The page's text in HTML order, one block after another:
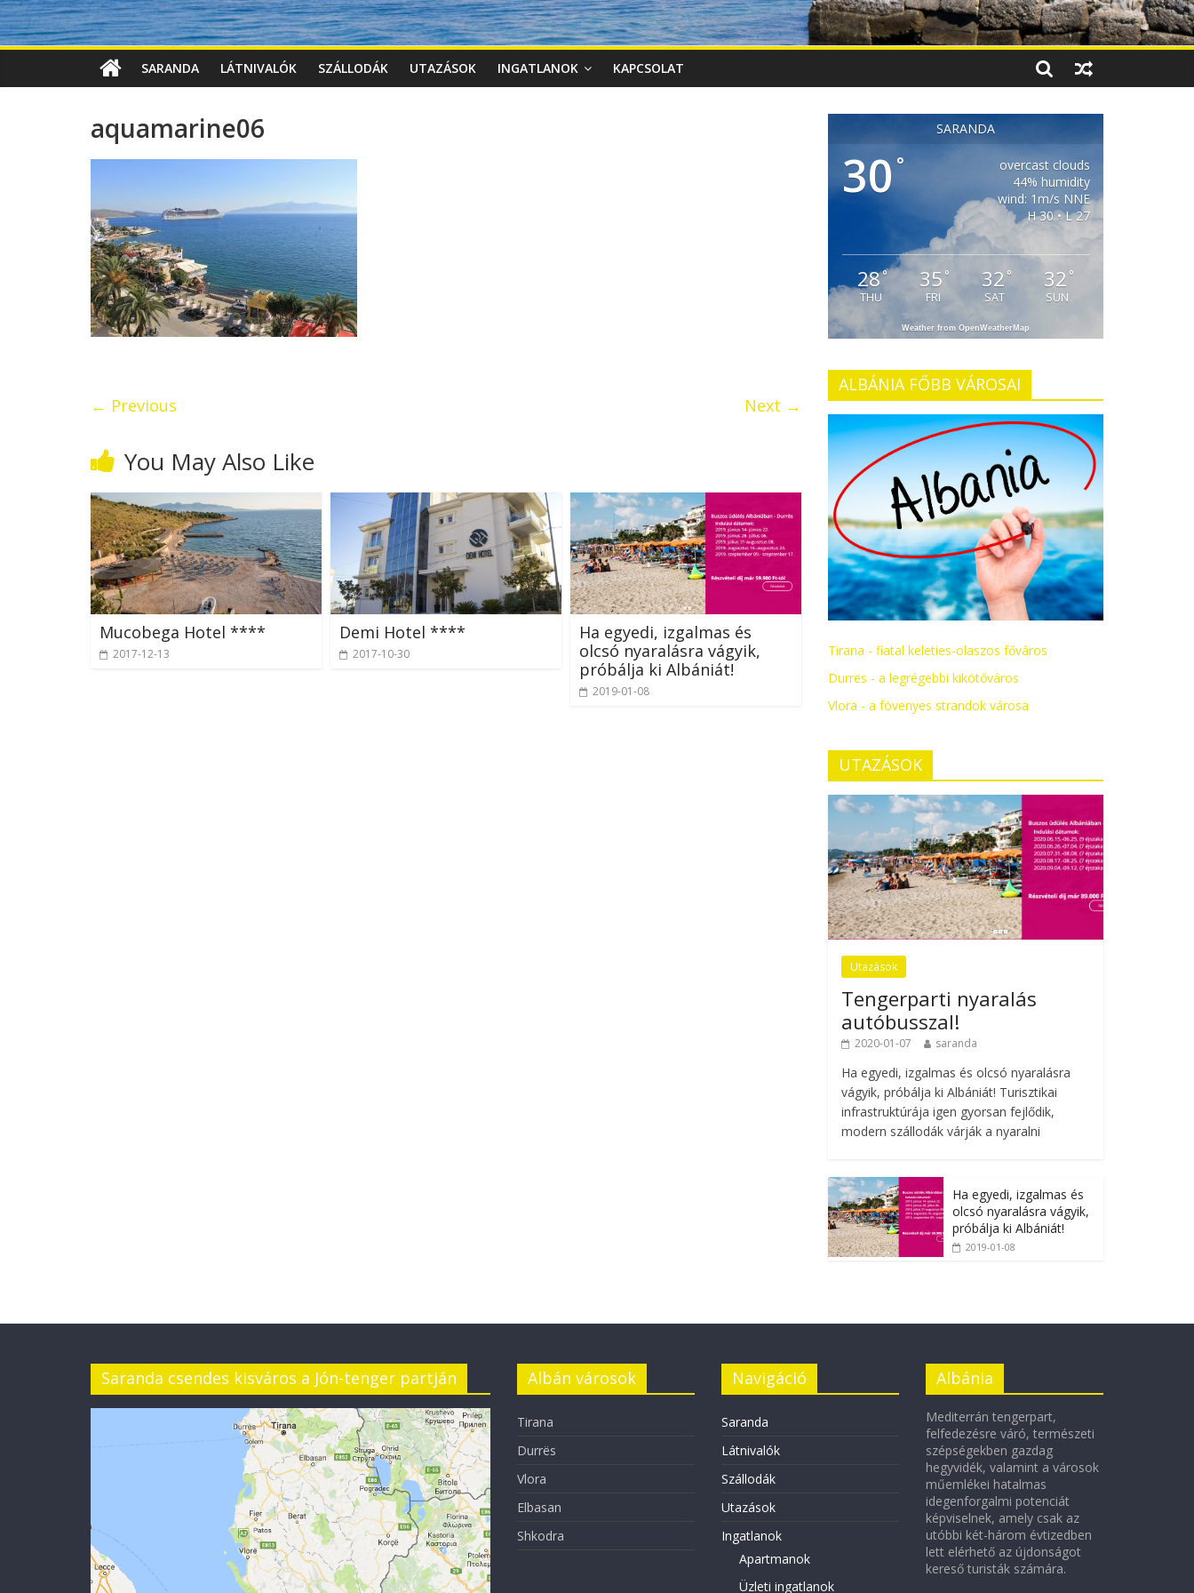
SARANDA LÁTNIVALÓK SZÁLLODÁK UTAZÁSOK INGATLANOK KAPCSOLAT
aquamarine06
← Previous Next →
You May Also Like
Mucobega Hotel ****
2017-12-13
Demi Hotel ****
2017-10-30
Ha egyedi, izgalmas és
olcsó nyaralásra vágyik,
próbálja ki Albániát!
2019-01-08
SARANDA
30°
overcast clouds
44% humidity
wind: 1m/s NNE
H 30 • L 27
28°
THU
35 °
FRI
32°
SAT
32 °
SUN
Weather from OpenWeatherMap
ALBÁNIA FŐBB VÁROSAI
Tirana - fiatal keleties-olaszos főváros
Durrës - a legrégebbi kikötőváros
Vlora - a fövenyes strandok városa
UTAZÁSOK
Utazások
Tengerparti nyaralás
autóbusszal!
2020-01-07 saranda
Ha egyedi, izgalmas és olcsó nyaralásra
vágyik, próbálja ki Albániát! Turisztikai
infrastruktúrája igen gyorsan fejlődik,
modern szállodák várják a nyaralni
Ha egyedi, izgalmas és
olcsó nyaralásra vágyik,
próbálja ki Albániát!
2019-01-08
Saranda csendes kisváros a Jón-tenger partján Albán városok
Tirana
Durrës
Vlora
Elbasan
Shkodra
Navigáció
Saranda
Látnivalók
Szállodák
Utazások
Ingatlanok
Apartmanok
Üzleti ingatlanok
Albánia
Mediterrán tengerpart,
felfedezésre váró, természeti
szépségekben gazdag
hegyvidék, valamint a városok
műemlékei hatalmas
idegenforgalmi potenciát
képviselnek, amely csak az
utóbbi két-három évtizedben
lett elérhető az újdonságot
kereső turisták számára.